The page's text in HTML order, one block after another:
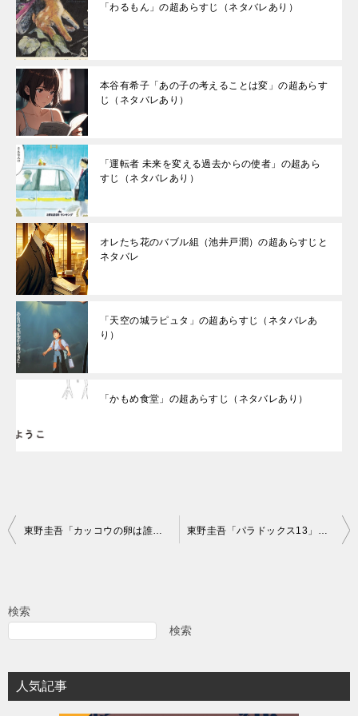
「わるもん」の超あらすじ（ネタバレあり）
本谷有希子「あの子の考えることは変」の超あらす
じ（ネタバレあり）
「運転者 未来を変える過去からの使者」の超あら
すじ（ネタバレあり）
オレたち花のバブル組（池井戸潤）の超あらすじと
ネタバレ
「天空の城ラピュタ」の超あらすじ（ネタバレあ
り）
「かもめ食堂」の超あらすじ（ネタバレあり）
投
ビ
シ
ョ
検索
検索
人気記事